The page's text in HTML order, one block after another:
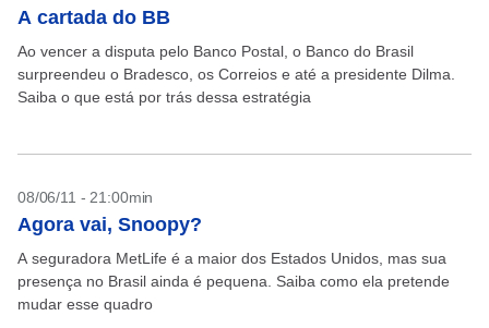
A cartada do BB
Ao vencer a disputa pelo Banco Postal, o Banco do Brasil
surpreendeu o Bradesco, os Correios e até a presidente Dilma.
Saiba o que está por trás dessa estratégia
08/06/11 - 21:00min
Agora vai, Snoopy?
A seguradora MetLife é a maior dos Estados Unidos, mas sua
presença no Brasil ainda é pequena. Saiba como ela pretende
mudar esse quadro